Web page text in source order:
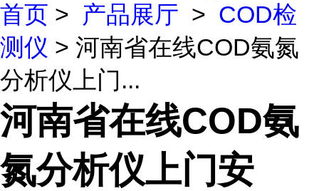
首页 > 产品展厅 > COD检
测仪 > 河南省在线COD氨氮
分析仪上门...
河南省在线COD氨
氮分析仪上门安